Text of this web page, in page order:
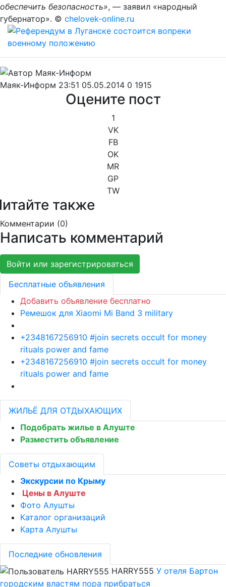
обеспечить безопасность», — заявил «народный
губернатор». © chelovek-online.ru
Маяк-Информ 23:51 05.05.2014 0 1915
Оцените пост
1
VK
FB
OK
MR
GP
TW
также
Комментарии (0)
Написать комментарий
Войти или зарегистрироваться
Бесплатные объявления
Добавить объявление бесплатно
Ремешок для Xiaomi Mi Band 3 military
+2348167256910 #join secrets occult for money
rituals power and fame
+2348167256910 #join secrets occult for money
rituals power and fame
ЖИЛЬЁ ДЛЯ ОТДЫХАЮЩИХ
Подобрать жилье в Алуште
Разместить объявление
Советы отдыхающим
Экскурсии по Крыму
Цены в Алуште
Фото Алушты
Каталог организаций
Карта Алушты
Последние обновления
HARRY555 У отеля Бартон
городским властям пора прибраться